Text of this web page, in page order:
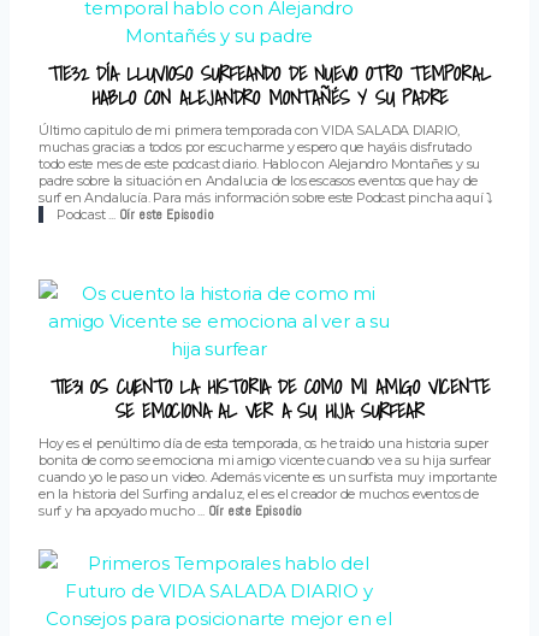
T1E32 DÍA LLUVIOSO SURFEANDO DE NUEVO OTRO TEMPORAL
HABLO CON ALEJANDRO MONTAÑÉS Y SU PADRE
Último capitulo de mi primera temporada con VIDA SALADA DIARIO,
muchas gracias a todos por escucharme y espero que hayáis disfrutado
todo este mes de este podcast diario. Hablo con Alejandro Montañes y su
padre sobre la situación en Andalucia de los escasos eventos que hay de
surf en Andalucía. Para más información sobre este Podcast pincha aquí ⤵️
Podcast ... Oír este Episodio
T1E31 OS CUENTO LA HISTORIA DE COMO MI AMIGO VICENTE
SE EMOCIONA AL VER A SU HIJA SURFEAR
Hoy es el penúltimo día de esta temporada, os he traido una historia super
bonita de como se emociona mi amigo vicente cuando ve a su hija surfear
cuando yo le paso un video. Además vicente es un surfista muy importante
en la historia del Surfing andaluz, el es el creador de muchos eventos de
surf y ha apoyado mucho ... Oír este Episodio